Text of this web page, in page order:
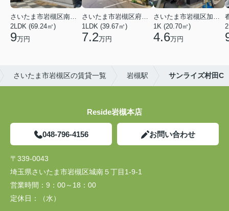
2LDK (69.24㎡)
9万円
1LDK (39.67㎡)
7.2万円
1K (20.70㎡)
4.6万円
さいたま市岩槻区の賃貸一覧 岩槻駅 サンライズ村田C
Reside岩槻本店
048-796-4156 お問い合わせ
〒339-0043
埼玉県さいたま市岩槻区城南５丁目1-9-1
営業時間： 9：00～18：00
定休日：
（水）